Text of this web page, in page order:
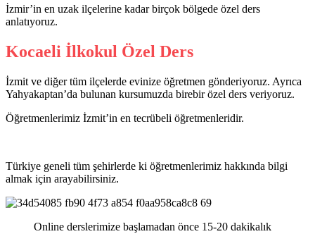
İzmir’in en uzak ilçelerine kadar birçok bölgede özel ders
anlatıyoruz.
Kocaeli İlkokul Özel Ders
İzmit ve diğer tüm ilçelerde evinize öğretmen gönderiyoruz. Ayrıca
Yahyakaptan’da bulunan kursumuzda birebir özel ders veriyoruz.
Öğretmenlerimiz İzmit’in en tecrübeli öğretmenleridir.
Türkiye geneli tüm şehirlerde ki öğretmenlerimiz hakkında bilgi
almak için arayabilirsiniz.
Online derslerimize başlamadan önce 15-20 dakikalık